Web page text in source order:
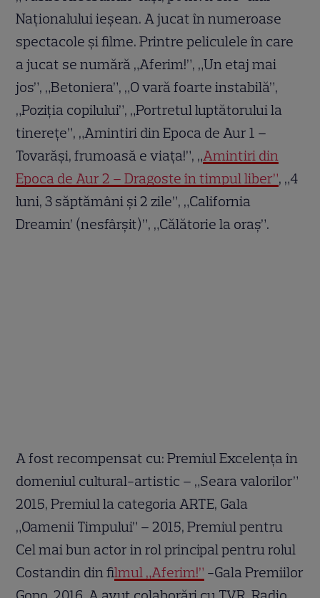
Naţionalului ieşean. A jucat în numeroase
spectacole și filme. Printre peliculele în care
a jucat se numără „Aferim!”, „Un etaj mai
jos”, „Betoniera”, „O vară foarte instabilă”,
„Poziţia copilului”, „Portretul luptătorului la
tinereţe”, „Amintiri din Epoca de Aur 1 –
Tovarăşi, frumoasă e viaţa!”, „Amintiri din
Epoca de Aur 2 – Dragoste în timpul liber”, „4
luni, 3 săptămâni şi 2 zile”, „California
Dreamin’ (nesfârşit)”, „Călătorie la oraş”.
A fost recompensat cu: Premiul Excelenţa în
domeniul cultural-artistic – „Seara valorilor”
2015, Premiul la categoria ARTE, Gala
„Oamenii Timpului” – 2015, Premiul pentru
Cel mai bun actor in rol principal pentru rolul
Costandin din filmul „Aferim!” -Gala Premiilor